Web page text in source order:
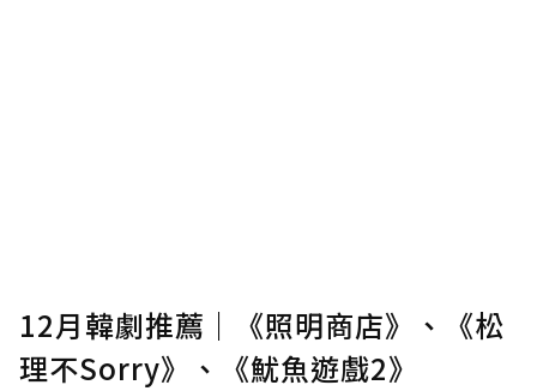
12月韓劇推薦｜《照明商店》、《松
理不Sorry》、《魷魚遊戲2》